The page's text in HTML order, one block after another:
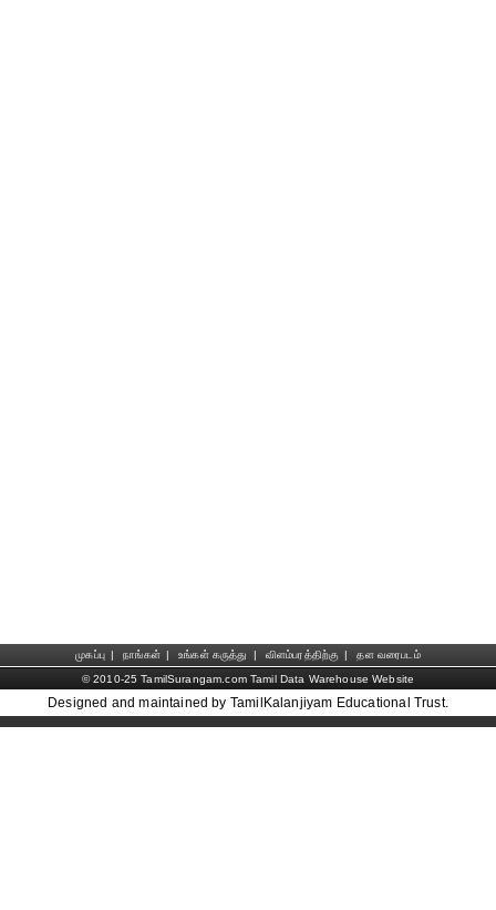
முகப்பு | நாங்கள் | உங்கள் கருத்து | விளம்பரத்திற்கு |
தள வரைபடம்
© 2010-25 TamilSurangam.com Tamil Data Warehouse Website
Designed and maintained by TamilKalanjiyam Educational Trust.